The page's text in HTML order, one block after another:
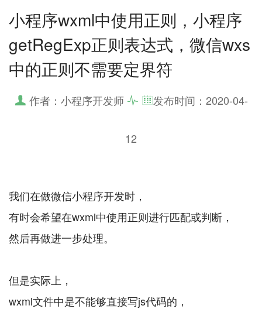
小程序wxml中使用正则，小程序
getRegExp正则表达式，微信wxs
中的正则不需要定界符
作者：小程序开发师 发布时间： 2020-04-
12
我们在做微信小程序开发时，
有时会希望在wxml中使用正则进行匹配或判断，
然后再做进一步处理。
但是实际上，
wxml文件中是不能够直接写js代码的，